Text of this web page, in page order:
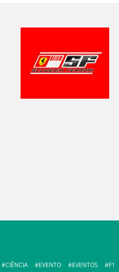
CIÊNCIA EVENTO EVENTOS
F1